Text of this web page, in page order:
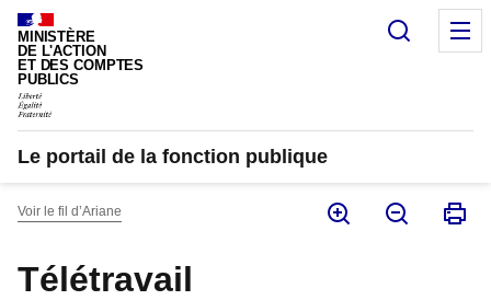
Panneau de gestion des cookies
MINISTÈRE
DE L'ACTION
ET DES COMPTES
PUBLICS
Le portail de la fonction publique
Voir le fil d’Ariane
Télétravail